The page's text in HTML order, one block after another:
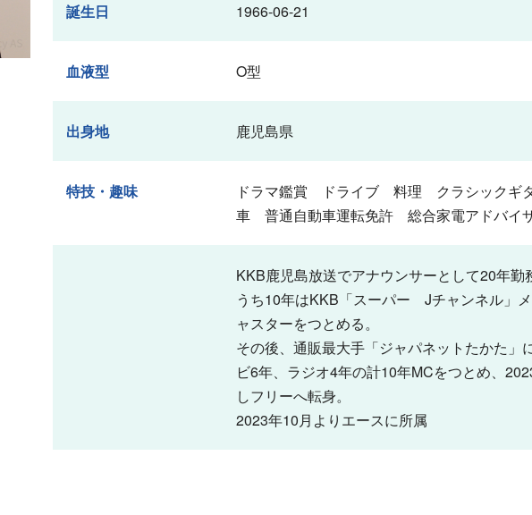
誕生日 1966-06-21
血液型 O型
出身地 鹿児島県
特技・趣味
ドラマ鑑賞 ドライブ 料理 クラシックギ
車 普通自動車運転免許 総合家電アドバイ
KKB鹿児島放送でアナウンサーとして20年勤
うち10年はKKB「スーパー Jチャンネル」
ャスターをつとめる。
その後、通販最大手「ジャパネットたかた」
ビ6年、ラジオ4年の計10年MCをつとめ、
しフリーへ転身。
2023年10月よりエースに所属